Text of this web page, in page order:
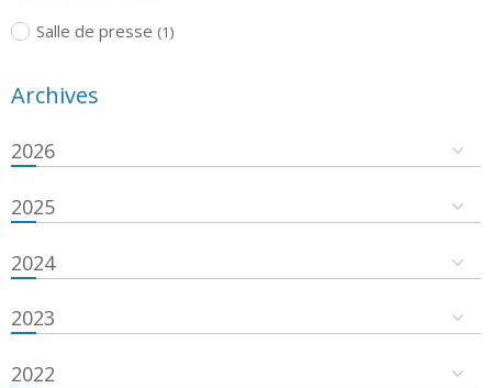
Salle de presse (1)
Archives
2026
2025
2024
2023
2022